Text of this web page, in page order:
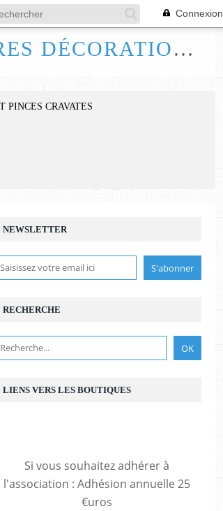
Connexion
FRANCE HANDI ART, BIJOUX ACCESSOIRES DÉCORATIONS
PINCES CRAVATES
NEWSLETTER
RECHERCHE
LIENS VERS LES BOUTIQUES
Si vous souhaitez adhérer à
l'association : Adhésion annuelle 25
€uros